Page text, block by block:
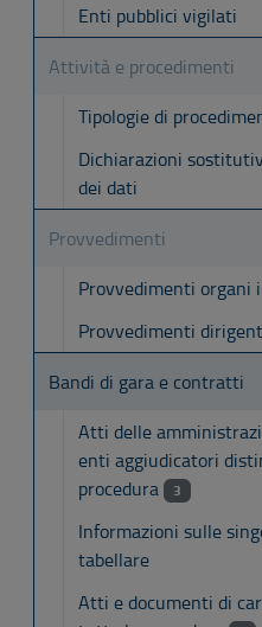
Enti pubblici vigilati
Attività e procedimenti
Tipologie di
Dichiarazioni
dei dati
Provvedimenti
Provvedimenti organi
Provvedimenti
Bandi di gara e contratti
Atti delle
enti aggiudicatori
procedura
3
Informazioni sulle
tabellare
Atti e documenti di